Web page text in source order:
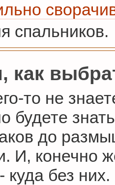
спальников.
как
то не
будете
до
И, конечно
куда без